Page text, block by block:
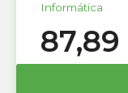
Informática
87,89